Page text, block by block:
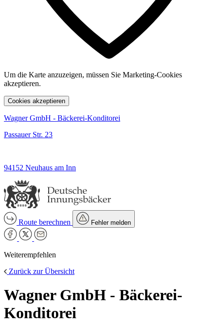
Um die Karte anzuzeigen, müssen Sie Marketing-Cookies
akzeptieren.
Cookies akzeptieren
Wagner GmbH - Bäckerei-Konditorei
Passauer Str. 23
94152 Neuhaus am Inn
Route berechnen Fehler melden
Weiterempfehlen
Zurück zur Übersicht
Wagner GmbH - Bäckerei-
Konditorei